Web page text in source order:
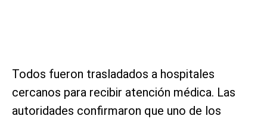
Todos fueron trasladados a hospitales
cercanos para recibir atención médica. Las
autoridades confirmaron que uno de los